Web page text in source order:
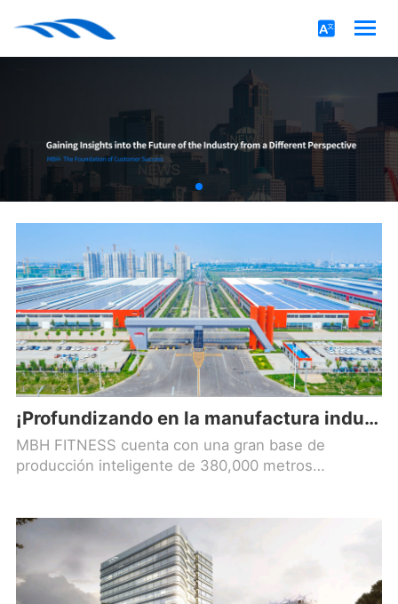
¡Profundizando en la manufactura industrial, forjando un nuevo estándar en la industria del equipo de fitness!
MBH FITNESS cuenta con una gran base de
producción inteligente de 380,000 metros